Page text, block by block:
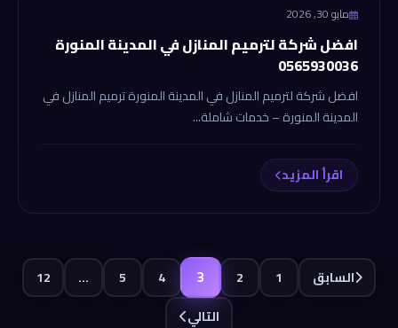
شركة الانجاز
مايو 30, 2026
افضل شركة لترميم المنازل في المدينة المنورة
0565930036
افضل شركة لترميم المنازل في المدينة المنورة ترميم المنازل في
المدينة المنورة – خدمات شاملة...
اقرأ المزيد
السابق 1
2
3
4
5
…
12
التالي